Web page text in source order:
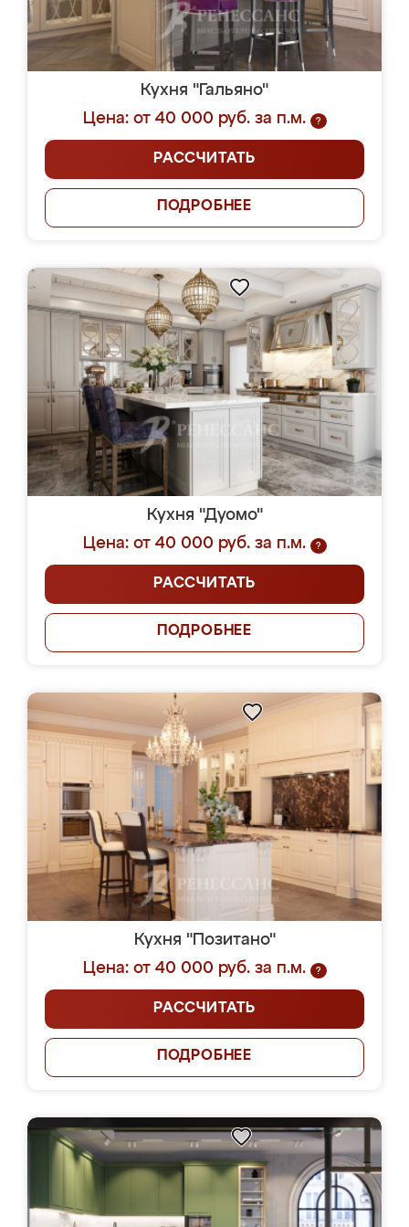
Кухня "Гальяно"
Цена: от 40 000 руб. за п.м.
?
РАССЧИТАТЬ
ПОДРОБНЕЕ
Кухня "Дуомо"
Цена: от 40 000 руб. за п.м.
?
РАССЧИТАТЬ
ПОДРОБНЕЕ
Кухня "Позитано"
Цена: от 40 000 руб. за п.м.
?
РАССЧИТАТЬ
ПОДРОБНЕЕ